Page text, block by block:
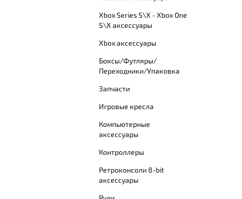
Xbox Series S\X - Xbox One
S\X аксессуары
Xbox аксессуары
Боксы/Футляры/
Переходники/Упаковка
Запчасти
Игровые кресла
Компьютерные
аксессуары
Контроллеры
Ретроконсоли 8-bit
аксессуары